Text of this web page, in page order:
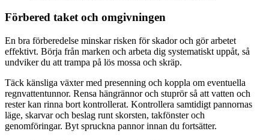
Förbered taket och omgivningen
En bra förberedelse minskar risken för skador och gör arbetet
effektivt. Börja från marken och arbeta dig systematiskt uppåt, så
undviker du att trampa på lös mossa och skräp.
Täck känsliga växter med presenning och koppla om eventuella
regnvattentunnor. Rensa hängrännor och stuprör så att vatten och
rester kan rinna bort kontrollerat. Kontrollera samtidigt pannornas
läge, skarvar och beslag runt skorsten, takfönster och
genomföringar. Byt spruckna pannor innan du fortsätter.